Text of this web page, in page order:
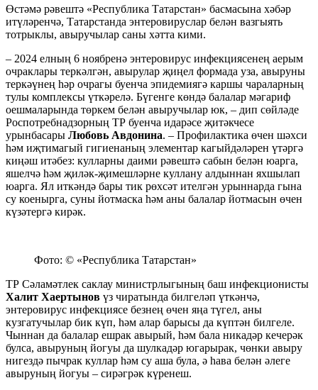
Өстәмә рәвештә «Республика Татарстан» басмасына хәбәр
итүләренчә, Татарстанда энтеровируслар белән вазгыять
тотрыклы, авыручылар саны хәтта кими.
– 2024 елның 6 ноябренә энтеровирус инфекциясенең аерым
очраклары теркәлгән, авырулар җиңел формада уза, авыруны
теркәүнең һәр очрагы буенча эпидемиягә каршы чараларның
тулы комплексы үткәрелә. Бүгенге көндә балалар мәгариф
оешмаларында төркем белән авыручылар юк, – дип сөйләде
Роспотребнадзорның ТР буенча идарәсе җитәкчесе
урынбасары Любовь Авдонина. – Профилактика өчен шәхси
һәм иҗтимагый гигиенаның элементар кагыйдәләрен үтәргә
киңәш итәбез: кулларны даими рәвештә сабын белән юарга,
яшелчә һәм җиләк-җимешләрне куллану алдыннан яхшылап
юарга. Ял иткәндә бары тик рөхсәт ителгән урыннарда гына
су коенырга, суны йотмаска һәм аны балалар йотмасын өчен
күзәтергә кирәк.
Фото: © «Республика Татарстан»
ТР Сәламәтлек саклау министрлыгының баш инфекционисты
Халит Хаертынов үз чиратында билгеләп үткәнчә,
энтеровирус инфекциясе безнең өчен яңа түгел, аны
кузгатучылар бик күп, һәм алар барысы да күптән билгеле.
Чыннан да балалар ешрак авырый, һәм бала никадәр кечерәк
булса, авыруның йогуы да шулкадәр югарырак, чөнки авыру
нигездә пычрак куллар һәм су аша була, ә һава белән әлеге
авыруның йогуы – сирәгрәк күренеш.